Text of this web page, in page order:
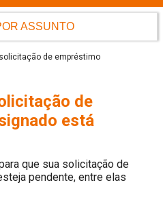
ASSUNTO
de empréstimo
de
está
que sua solicitação de
pendente, entre elas